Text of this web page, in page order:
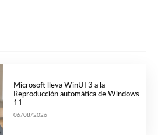
Microsoft lleva WinUI 3 a la
Reproducción automática de Windows
11
06/08/2026